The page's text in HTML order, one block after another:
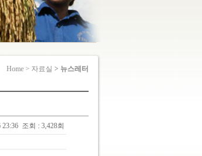
Home > 자료실 > 뉴스레터
23:36 조회 : 3,428회